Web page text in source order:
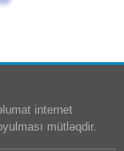
internet
mütləqdir.